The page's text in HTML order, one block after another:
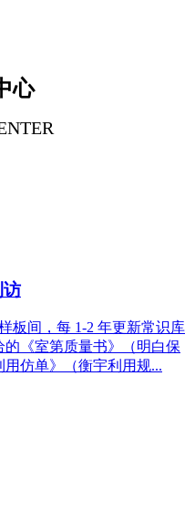
心
访
间，每 1-2 年更新常识库
《室第质量书》（明白保
仿单》（衡宇利用规...